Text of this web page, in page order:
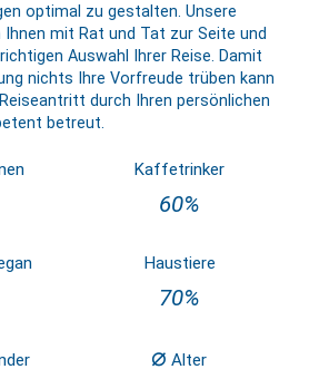
optimal zu gestalten. Unsere
mit Rat und Tat zur Seite und
Auswahl Ihrer Reise. Damit
nichts Ihre Vorfreude trüben kann
durch Ihren persönlichen
betreut.
Kaffetrinker
60%
Haustiere
70%
⌀ Alter